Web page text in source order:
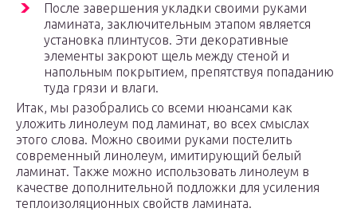
После завершения укладки своими руками
ламината, заключительным этапом является
установка плинтусов. Эти декоративные
элементы закроют щель между стеной и
напольным покрытием, препятствуя попаданию
туда грязи и влаги.
Итак, мы разобрались со всеми нюансами как
уложить линолеум под ламинат, во всех смыслах
этого слова. Можно своими руками постелить
современный линолеум, имитирующий белый
ламинат. Также можно использовать линолеум в
качестве дополнительной подложки для усиления
теплоизоляционных свойств ламината.